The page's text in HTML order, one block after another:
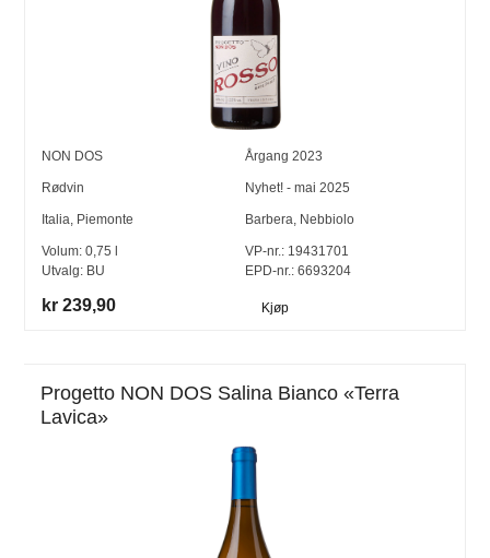
NON DOS Årgang 2023
Rødvin Nyhet! - mai 2025
Italia, Piemonte Barbera, Nebbiolo
Volum:0,75
Utvalg: BU
VP-nr.: 19431701
EPD-nr.: 6693204
kr 239,90 Kjøp
Progetto NON DOS Salina Bianco «Terra
Lavica»